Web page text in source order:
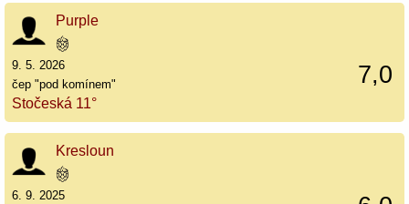
Purple
7,0
9. 5. 2026
čep "pod komínem"
Stočeská 11°
Kresloun
6. 9. 2025